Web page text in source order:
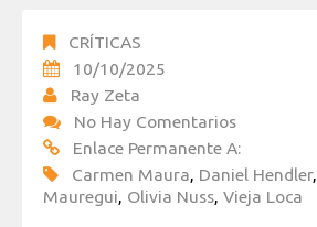
CRÍTICAS
10/10/2025
Ray Zeta
No Hay Comentarios
Enlace Permanente A:
Carmen Maura, Daniel Hendler,
Mauregui, Olivia Nuss, Vieja Loca